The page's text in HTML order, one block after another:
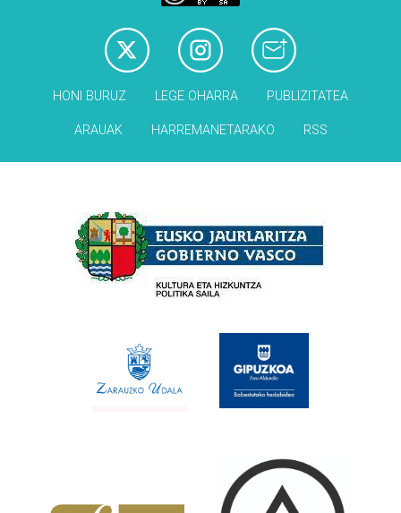
HONI BURUZ LEGE OHARRA PUBLIZITATEA
ARAUAK HARREMANETARAKO RSS